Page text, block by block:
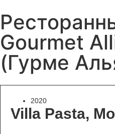
Gourmet
(Гурме
2020
Villa Pasta,